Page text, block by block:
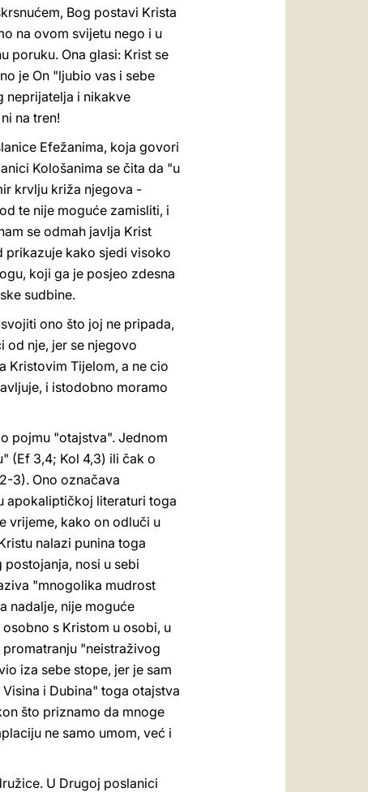
Bog postavi Krista
na ovom svijetu nego i u
poruku. Ona glasi: Krist se
je On "ljubio vas i sebe
neprijatelja i nikakve
na tren!
Efežanima, koja govori
Kološanima se čita da "u
krvlju križa njegova -
te nije moguće zamisliti, i
se odmah javlja Krist
prikazuje kako sjedi visoko
koji ga je posjeo zdesna
sudbine.
ono što joj ne pripada,
od nje, jer se njegovo
Kristovim Tijelom, a ne cio
i istodobno moramo
pojmu "otajstva". Jednom
(Ef 3,4; Kol 4,3) ili čak o
3). Ono označava
apokaliptičkoj literaturi toga
vrijeme, kako on odluči u
nalazi punina toga
nosi u sebi
"mnogolika mudrost
nadalje, nije moguće
s Kristom u osobi, u
"neistraživog
iza sebe stope, jer je sam
i Dubina" toga otajstva
što priznamo da mnoge
ne samo umom, već i
U Drugoj poslanici